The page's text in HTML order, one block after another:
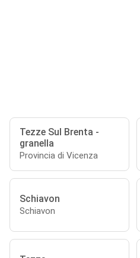
Tezze Sul Brenta -
granella
Provincia di Vicenza
Schiavon
Schiavon